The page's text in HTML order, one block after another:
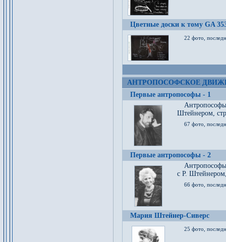
Цветные доски к тому GA
22 фото,
АНТРОПОСОФСКОЕ
Первые антропософы - 1
Штейнером,
67 фото,
Первые антропософы - 2
с Р.
66 фото,
Мария Штейнер-Сиверс
25 фото,